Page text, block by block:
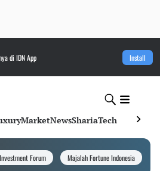
di IDN App Install
MarketNewsShariaTech
Forum Majalah Fortune Indonesia